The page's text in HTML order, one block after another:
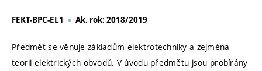
FEKT-BPC-EL1 Ak. rok: 2018/2019
Předmět se věnuje základům elektrotechniky a zejména
teorii elektrických obvodů. V úvodu předmětu jsou probírány